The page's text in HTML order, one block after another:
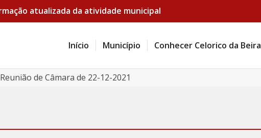
atualizada da atividade municipal
Início Município Conhecer Celorico da Beira
de Câmara de 22-12-2021